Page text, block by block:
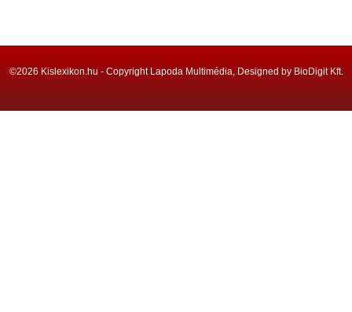
©2026 Kislexikon.hu - Copyright Lapoda Multimédia, Designed by BioDigit Kft.